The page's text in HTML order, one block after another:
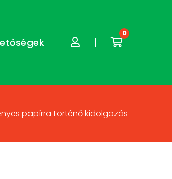
0
papírra történő kidolgozás